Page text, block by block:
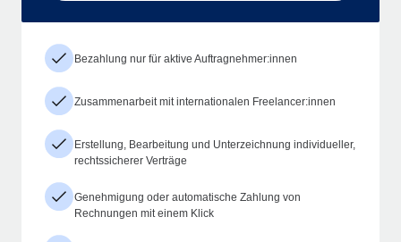
Bezahlung nur für aktive Auftragnehmer:innen
Zusammenarbeit mit internationalen Freelancer:innen
Erstellung, Bearbeitung und Unterzeichnung individueller,
rechtssicherer Verträge
Genehmigung oder automatische Zahlung von
Rechnungen mit einem Klick